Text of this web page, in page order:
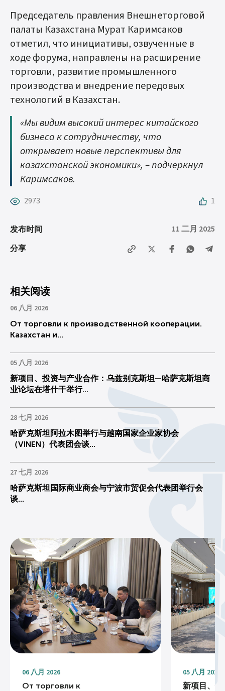
Председатель правления Внешнеторговой
палаты Казахстана Мурат Каримсаков
отметил, что инициативы, озвученные в
ходе форума, направлены на расширение
торговли, развитие промышленного
производства и внедрение передовых
технологий в Казахстан.
«Мы видим высокий интерес китайского
бизнеса к сотрудничеству, что
открывает новые перспективы для
казахстанской экономики», – подчеркнул
Каримсаков.
2973 1
发布时间 11 二月 2025
分享
相关阅读
06 八月 2026
От торговли к производственной кооперации.
Казахстан и...
05 八月 2026
新项目、投资与产业合作：乌兹别克斯坦—哈萨克斯坦商
业论坛在塔什干举行...
28 七月 2026
哈萨克斯坦阿拉木图举行与越南国家企业家协会
（VINEN）代表团会谈...
27 七月 2026
哈萨克斯坦国际商业商会与宁波市贸促会代表团举行会
谈...
06 八月 2026
От торговли к
05 八月 2026
新项目、